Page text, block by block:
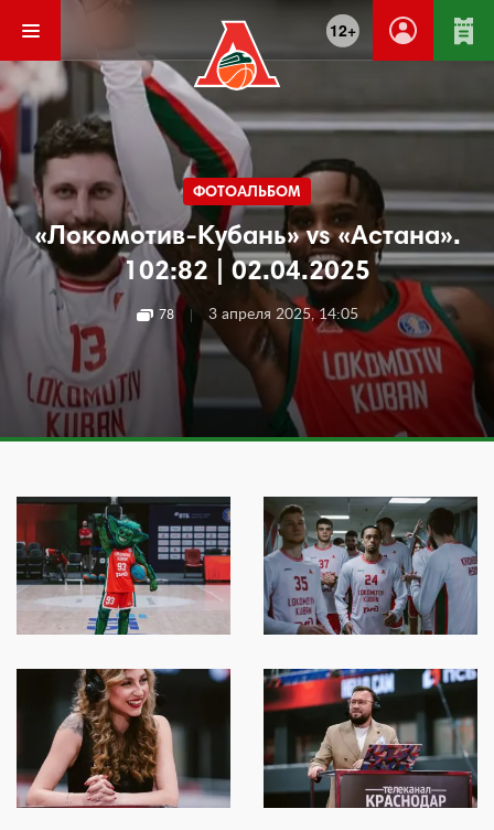
12+
ФОТОАЛЬБОМ
«Локомотив-Кубань» vs «Астана».
102:82 | 02.04.2025
78 | 3 апреля 2025, 14:05